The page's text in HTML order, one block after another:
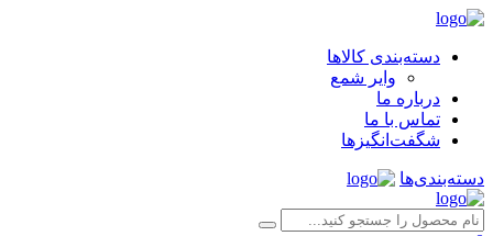
دسته‌بندی کالاها
وایر شمع
درباره ما
تماس با ما
شگفت‌انگیزها
دسته‌بندی‌ها